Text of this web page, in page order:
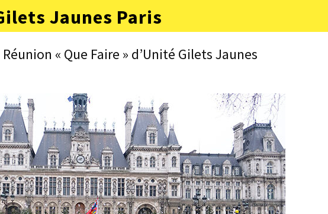
Jaunes Paris
« Que Faire » d’Unité Gilets Jaunes